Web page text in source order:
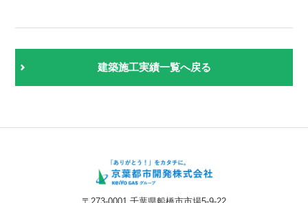
建築施工実績一覧へ戻る